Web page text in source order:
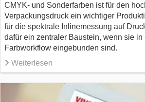
CMYK- und Sonderfarben ist für den
Verpackungsdruck ein wichtiger
für die spektrale Inlinemessung auf
dafür ein zentraler Baustein, wenn sie in
Farbworkflow eingebunden sind.
Weiterlesen